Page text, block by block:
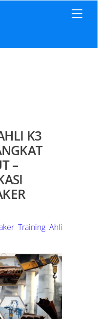
K3
–
Training Ahli